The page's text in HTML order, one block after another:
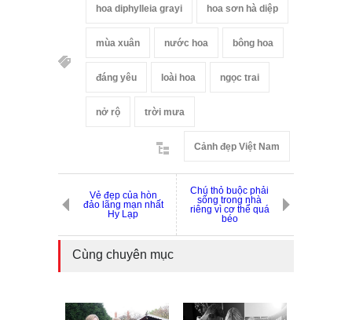
hoa diphylleia grayi hoa sơn hà diệp
mùa xuân nước hoa bông hoa
đáng yêu loài hoa ngọc trai
nở rộ trời mưa
Cảnh đẹp Việt Nam
Vẻ đẹp của hòn
đảo lãng mạn nhất
Hy Lạp
Chú thỏ buộc phải
sống trong nhà
riêng vì cơ thể quá
béo
Cùng chuyên mục